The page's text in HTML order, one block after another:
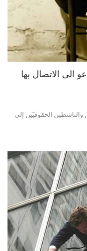
الى الاتصال بها
والناشطين الحقوقيّين إلى